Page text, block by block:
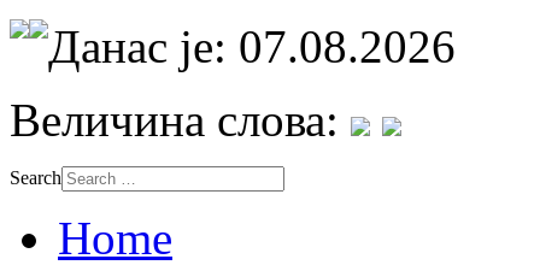
Данас је: 07.08.2026
Величина слова:
Search
Home